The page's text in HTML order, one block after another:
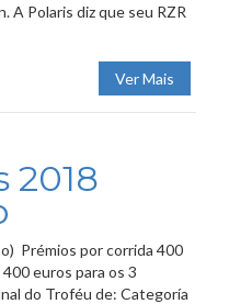
A Polaris diz que seu RZR
Ver Mais
2018
Prémios por corrida 400
euros para os 3
do Troféu de: Categoría